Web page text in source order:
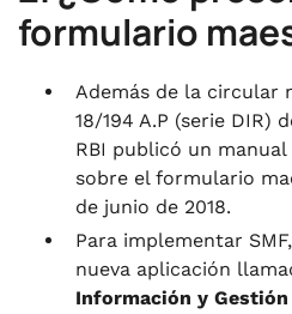
formulario
Además de la circular
18/194 A.P (serie DIR)
RBI publicó un
sobre el formulario
de junio de 2018.
Para implementar
nueva aplicación
Información y